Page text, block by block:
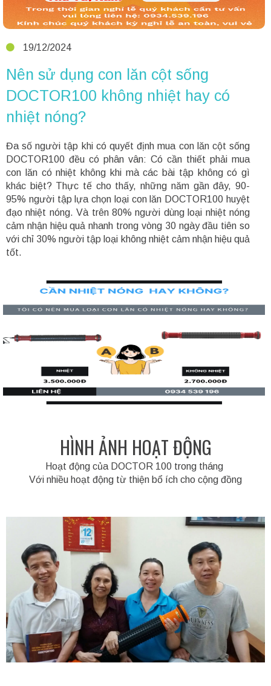
19/12/2024
Nên sử dụng con lăn cột sống
DOCTOR100 không nhiệt hay có
nhiệt nóng?
Đa số người tập khi có quyết định mua con lăn cột sống
DOCTOR100 đều có phân vân: Có cần thiết phải mua
con lăn có nhiệt không khi mà các bài tập không có gì
khác biệt? Thực tế cho thấy, những năm gần đây, 90-
95% người tập lựa chọn loại con lăn DOCTOR100 huyệt
đạo nhiệt nóng. Và trên 80% người dùng loại nhiệt nóng
cảm nhận hiệu quả nhanh trong vòng 30 ngày đầu tiên so
với chỉ 30% người tập loại không nhiệt cảm nhận hiệu quả
tốt.
HÌNH ẢNH HOẠT ĐỘNG
Hoạt động của DOCTOR 100 trong tháng
Với nhiều hoạt động từ thiện bổ ích cho cộng đồng